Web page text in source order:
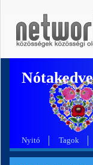
Nyitó Tagok